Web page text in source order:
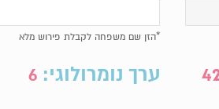
*הזן שם משפחה לקבלת פירוש מלא
ערך נומרולוגי: 6